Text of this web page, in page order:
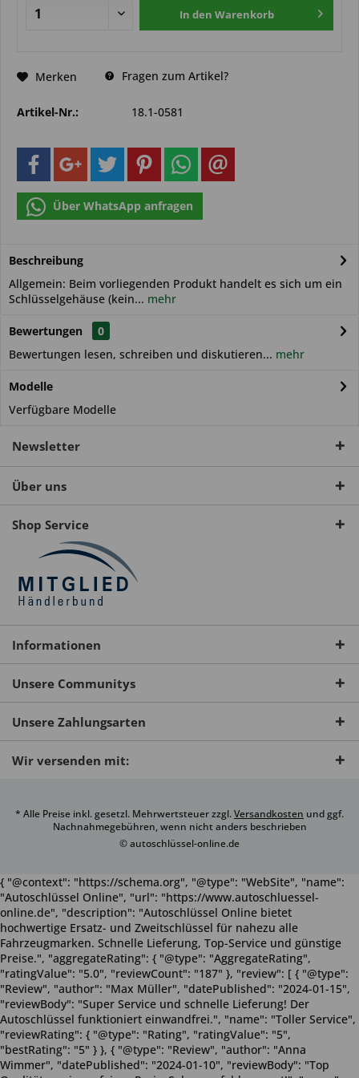
In den Warenkorb
Merken Fragen zum Artikel?
Artikel-Nr.: 18.1-0581
Über WhatsApp anfragen
Beschreibung
Allgemein: Beim vorliegenden Produkt handelt es sich um ein
Schlüsselgehäuse (kein... mehr
Bewertungen
0
Bewertungen lesen, schreiben und diskutieren... mehr
Modelle
Verfügbare Modelle
Newsletter
Über uns
Shop Service
Informationen
Unsere Communitys
Unsere Zahlungsarten
Wir versenden mit:
* Alle Preise inkl. gesetzl. Mehrwertsteuer zzgl.Versandkosten und ggf.
Nachnahmegebühren, wenn nicht anders beschrieben
© autoschlüssel-online.de
{ "@context": "https://schema.org", "@type": "WebSite", "name":
"Autoschlüssel Online", "url": "https://www.autoschluessel-
online.de", "description": "Autoschlüssel Online bietet
hochwertige Ersatz- und Zweitschlüssel für nahezu alle
Fahrzeugmarken. Schnelle Lieferung, Top-Service und günstige
Preise.", "aggregateRating": { "@type": "AggregateRating",
"ratingValue": "5.0", "reviewCount": "187" }, "review": [ { "@type":
"Review", "author": "Max Müller", "datePublished": "2024-01-15",
"reviewBody": "Super Service und schnelle Lieferung! Der
Autoschlüssel funktioniert einwandfrei.", "name": "Toller Service",
"reviewRating": { "@type": "Rating", "ratingValue": "5",
"bestRating": "5" } }, { "@type": "Review", "author": "Anna
Wimmer", "datePublished": "2024-01-10", "reviewBody": "Top